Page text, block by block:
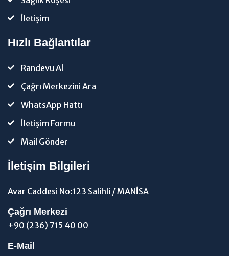
İletişim
Hızlı Bağlantılar
Randevu Al
Çağrı Merkezini Ara
WhatsApp Hattı
İletişim Formu
Mail Gönder
İletişim Bilgileri
Avar Caddesi No:123 Salihli / MANİSA
Çağrı Merkezi
+90 (236) 715 40 00
E-Mail